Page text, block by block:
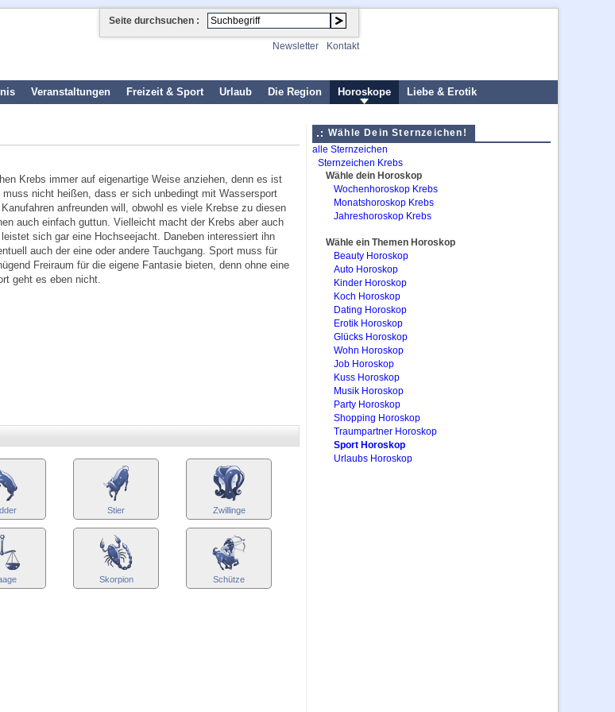
Seite durchsuchen :
Newsletter Kontakt
Veranstaltungen Freizeit & Sport Urlaub Die Region Horoskope Liebe & Erotik
Krebs immer auf eigenartige Weise anziehen, denn es ist
nicht heißen, dass er sich unbedingt mit Wassersport
anfreunden will, obwohl es viele Krebse zu diesen
auch einfach guttun. Vielleicht macht der Krebs aber auch
sich gar eine Hochseejacht. Daneben interessiert ihn
auch der eine oder andere Tauchgang. Sport muss für
Freiraum für die eigene Fantasie bieten, denn ohne eine
geht es eben nicht.
Stier Zwillinge
Skorpion Schütze
Wähle Dein Sternzeichen!
alle Sternzeichen
Sternzeichen Krebs
Wähle dein Horoskop
Wochenhoroskop Krebs
Monatshoroskop Krebs
Jahreshoroskop Krebs
Wähle ein Themen Horoskop
Beauty Horoskop
Auto Horoskop
Kinder Horoskop
Koch Horoskop
Dating Horoskop
Erotik Horoskop
Glücks Horoskop
Wohn Horoskop
Job Horoskop
Kuss Horoskop
Musik Horoskop
Party Horoskop
Shopping Horoskop
Traumpartner Horoskop
Sport Horoskop
Urlaubs Horoskop